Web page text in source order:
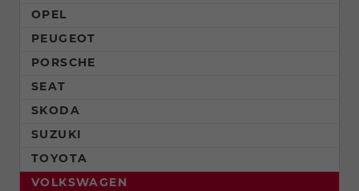
OPEL
PEUGEOT
PORSCHE
SEAT
SKODA
SUZUKI
TOYOTA
VOLKSWAGEN